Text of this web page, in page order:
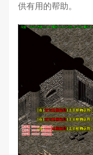
供有用的帮助。